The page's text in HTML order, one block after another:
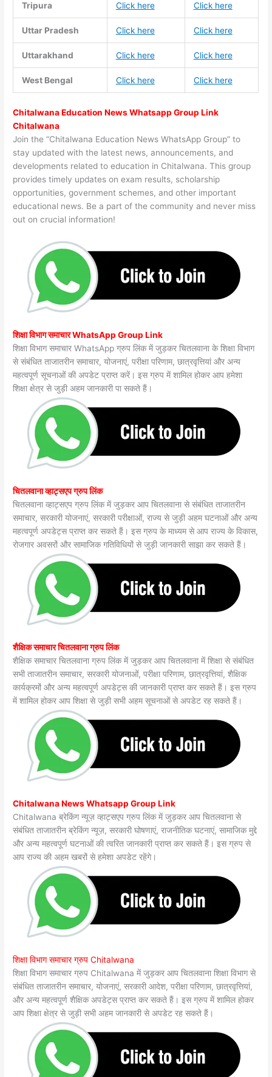
Tripura Click here Click here
Uttar Pradesh Click here Click here
Uttarakhand Click here Click here
West Bengal Click here Click here
Chitalwana Education News Whatsapp Group Link
Chitalwana
Join the “Chitalwana Education News WhatsApp Group” to
stay updated with the latest news, announcements, and
developments related to education in Chitalwana. This group
provides timely updates on exam results, scholarship
opportunities, government schemes, and other important
educational news. Be a part of the community and never miss
out on crucial information!
शिक्षा विभाग समाचार WhatsApp Group Link
शिक्षा विभाग समाचार WhatsApp ग्रुप लिंक में जुड़कर चितलवाना के शिक्षा विभाग
से संबंधित ताजातरीन समाचार, योजनाएं, परीक्षा परिणाम, छात्रवृत्तियां और अन्य
महत्वपूर्ण सूचनाओं की अपडेट प्राप्त करें। इस ग्रुप में शामिल होकर आप हमेशा
शिक्षा क्षेत्र से जुड़ी अहम जानकारी पा सकते हैं।
चितलवाना व्हाट्सएप ग्रुप लिंक
चितलवाना व्हाट्सएप ग्रुप लिंक में जुड़कर आप चितलवाना से संबंधित ताजातरीन
समाचार, सरकारी योजनाएं, सरकारी परीक्षाओं, राज्य से जुड़ी अहम घटनाओं और अन्य
महत्वपूर्ण अपडेट्स प्राप्त कर सकते हैं। इस ग्रुप के माध्यम से आप राज्य के विकास,
रोजगार अवसरों और सामाजिक गतिविधियों से जुड़ी जानकारी साझा कर सकते हैं।
शैक्षिक समाचार चितलवाना ग्रुप लिंक
शैक्षिक समाचार चितलवाना ग्रुप लिंक में जुड़कर आप चितलवाना में शिक्षा से संबंधित
सभी ताजातरीन समाचार, सरकारी योजनाओं, परीक्षा परिणाम, छात्रवृत्तियां, शैक्षिक
कार्यक्रमों और अन्य महत्वपूर्ण अपडेट्स की जानकारी प्राप्त कर सकते हैं। इस ग्रुप
में शामिल होकर आप शिक्षा से जुड़ी सभी अहम सूचनाओं से अपडेट रह सकते हैं।
Chitalwana News Whatsapp Group Link
Chitalwana ब्रेकिंग न्यूज़ व्हाट्सएप ग्रुप लिंक में जुड़कर आप चितलवाना से
संबंधित ताजातरीन ब्रेकिंग न्यूज़, सरकारी घोषणाएं, राजनीतिक घटनाएं, सामाजिक मुद्दे
और अन्य महत्वपूर्ण घटनाओं की त्वरित जानकारी प्राप्त कर सकते हैं। इस ग्रुप से
आप राज्य की अहम खबरों से हमेशा अपडेट रहेंगे।
शिक्षा विभाग समाचार ग्रुप Chitalwana
शिक्षा विभाग समाचार ग्रुप Chitalwana में जुड़कर आप चितलवाना शिक्षा विभाग से
संबंधित ताजातरीन समाचार, योजनाएं, सरकारी आदेश, परीक्षा परिणाम, छात्रवृत्तियां,
और अन्य महत्वपूर्ण शैक्षिक अपडेट्स प्राप्त कर सकते हैं। इस ग्रुप में शामिल होकर
आप शिक्षा क्षेत्र से जुड़ी सभी अहम जानकारी से अपडेट रह सकते हैं।